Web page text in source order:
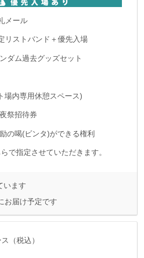
メール
リストバンド＋優先入場
ダム過去グッズセット
場内専用休憩スペース)
祭招待券
の喝(ビンタ)ができる権利
で指定させていただきます。
います
お届け予定です
（税込）